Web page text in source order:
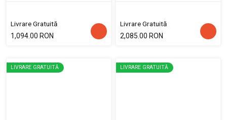
Livrare Gratuită
1,094.00 RON
Livrare Gratuită
2,085.00 RON
LIVRARE GRATUITĂ LIVRARE GRATUITĂ